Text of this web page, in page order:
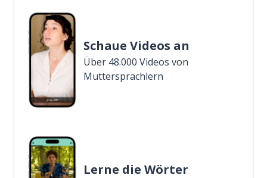
Schaue Videos an
Über 48.000 Videos von
Muttersprachlern
Lerne die Wörter